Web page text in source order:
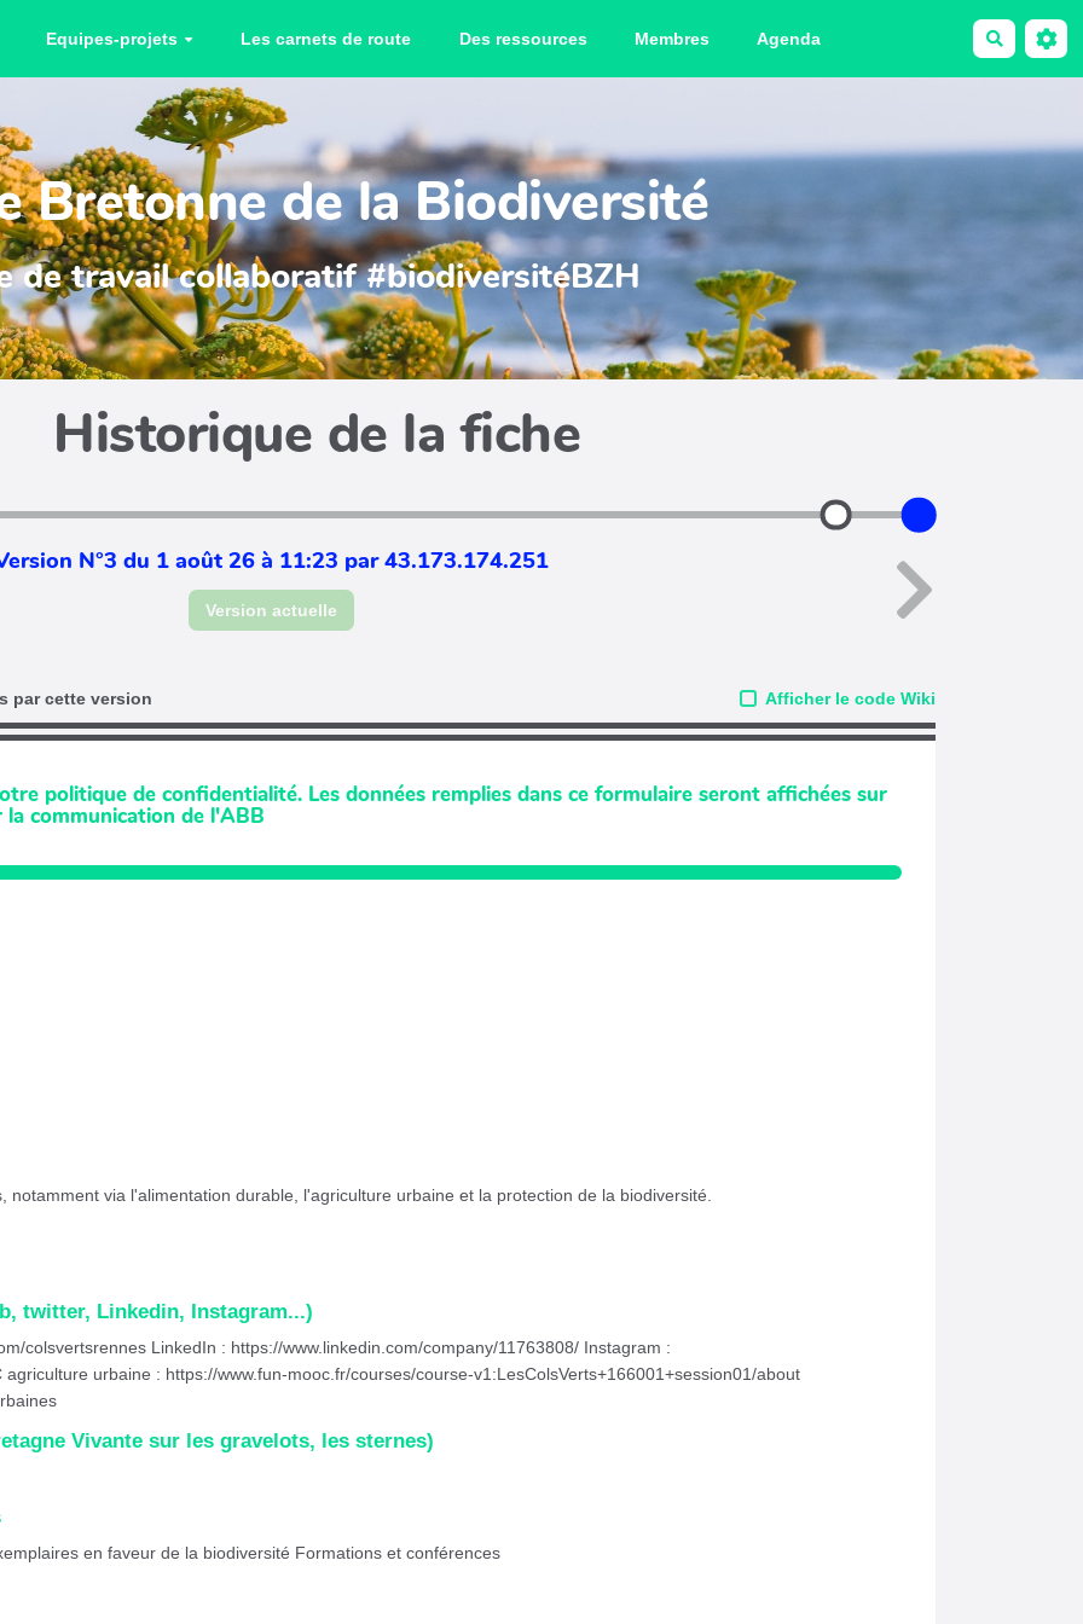
Equipes-projets Les carnets de route Des ressources Membres Agenda Rechercher
Bretonne de la Biodiversité
de travail collaboratif #biodiversitéBZH
Historique de la fiche
N°3 du 1 août 26 à 11:23 par 43.173.174.251
Version actuelle
par cette version Afficher le code Wiki
politique de confidentialité. Les données remplies dans ce formulaire seront affichées sur
communication de l'ABB
via l'alimentation durable, l'agriculture urbaine et la protection de la biodiversité.
twitter, Linkedin, Instagram...)
colsvertsrennes LinkedIn : https://www.linkedin.com/company/11763808/ Instagram :
urbaine : https://www.fun-mooc.fr/courses/course-v1:LesColsVerts+166001+session01/about
Vivante sur les gravelots, les sternes)
en faveur de la biodiversité Formations et conférences